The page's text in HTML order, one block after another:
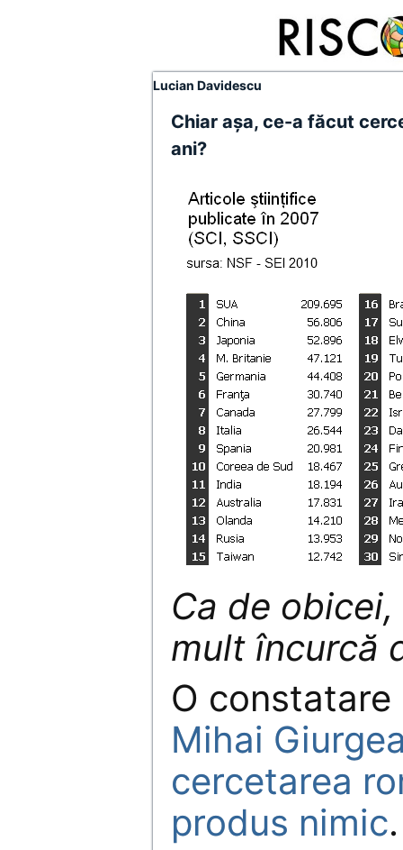
Lucian Davidescu
Chiar aşa, ce-a făcut
ani?
Ca de
mult încurcă
O
Mihai
cercetarea
produs nimic.